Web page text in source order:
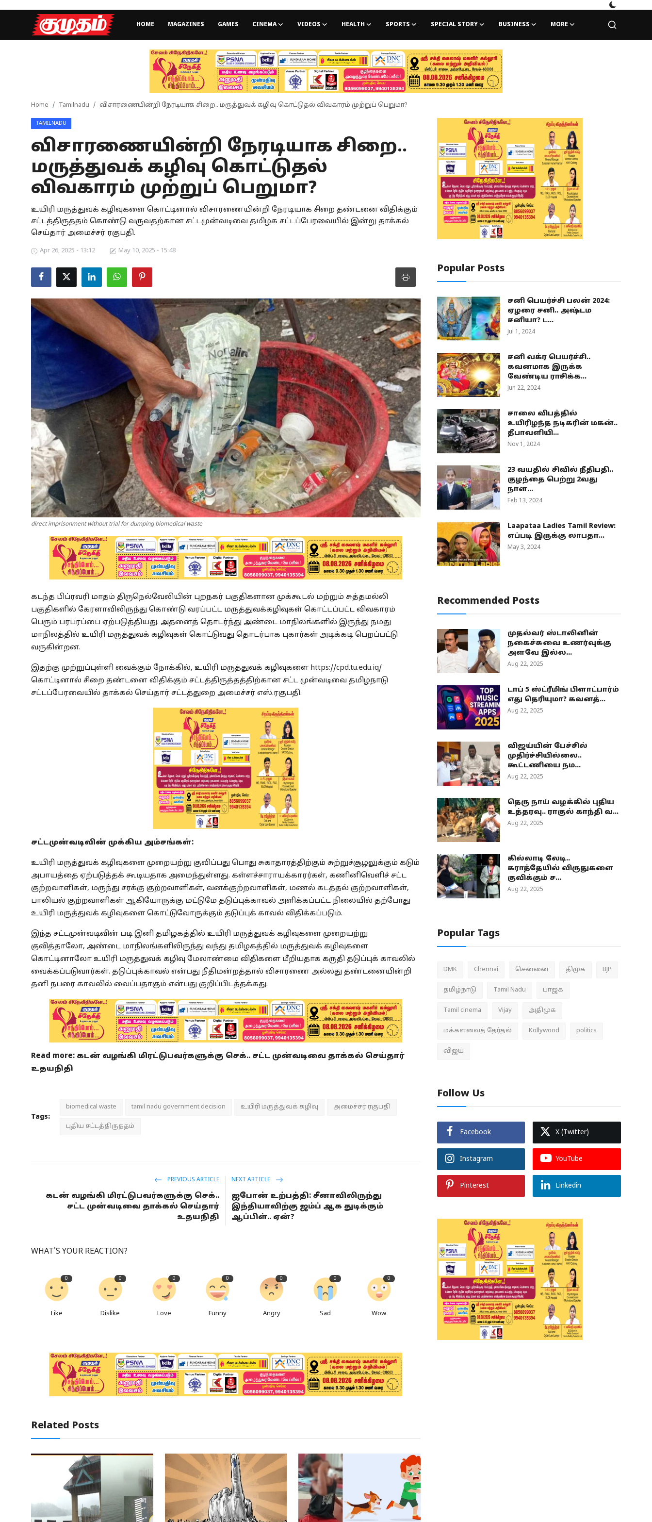
HOME MAGAZINES GAMES CINEMA VIDEOS HEALTH SPORTS SPECIAL STORY BUSINESS MORE
Games
Special Story
Business
Tamilnadu
National
Astrology
Spirituality
Home Tamilnadu விசாரணையின்றி நேரடியாக சிறை.. மருத்துவக் கழிவு கொட்டுதல் விவகாரம் முற்றுப் பெறுமா?
TAMILNADU
விசாரணையின்றி நேரடியாக சிறை..
மருத்துவக் கழிவு கொட்டுதல்
விவகாரம் முற்றுப் பெறுமா?
உயிரி மருத்துவக் கழிவுகளை கொட்டினால் விசாரணையின்றி நேரடியாக சிறை தண்டனை விதிக்கும்
சட்டத்திருத்தம் கொண்டு வருவதற்கான சட்டமுன்வடிவை தமிழக சட்டப்பேரவையில் இன்று தாக்கல்
செய்தார் அமைச்சர் ரகுபதி.
Apr 26, 2025 - 13:12 May 10, 2025 - 15:48
direct imprisonment without trial for dumping biomedical waste
கடந்த பிப்ரவரி மாதம் திருநெல்வேலியின் புறநகர் பகுதிகளான முக்கூடல் மற்றும் சுத்தமல்லி
பகுதிகளில் கேரளாவிலிருந்து கொண்டு வரப்பட்ட மருத்துவக்கழிவுகள் கொட்டப்பட்ட விவகாரம்
பெரும் பரபரப்பை ஏற்படுத்தியது. அதனைத் தொடர்ந்து அண்டை மாநிலங்களில் இருந்து நமது
மாநிலத்தில் உயிரி மருத்துவக் கழிவுகள் கொட்டுவது தொடர்பாக புகார்கள் அடிக்கடி பெறப்பட்டு
வருகின்றன.
இதற்கு முற்றுப்புள்ளி வைக்கும் நோக்கில், உயிரி மருத்துவக் கழிவுகளை https://cpd.tu.edu.iq/
கொட்டினால் சிறை தண்டனை விதிக்கும் சட்டத்திருத்தத்திற்கான சட்ட முன்வடிவை தமிழ்நாடு
சட்டப்பேரவையில் தாக்கல் செய்தார் சட்டத்துறை அமைச்சர் எஸ்.ரகுபதி.
சட்டமுன்வடிவின் முக்கிய அம்சங்கள்:
உயிரி மருத்துவக் கழிவுகளை முறையற்று குவிப்பது பொது சுகாதாரத்திற்கும் சுற்றுச்சூழலுக்கும் கடும்
அபாயத்தை ஏற்படுத்தக் கூடியதாக அமைந்துள்ளது. கள்ளச்சாராயக்காரர்கள், கணினிவெளிச் சட்ட
குற்றவாளிகள், மருந்து சரக்கு குற்றவாளிகள், வனக்குற்றவாளிகள், மணல் கடத்தல் குற்றவாளிகள்,
பாலியல் குற்றவாளிகள் ஆகியோருக்கு மட்டுமே தடுப்புக்காவல் அளிக்கப்பட்ட நிலையில் தற்போது
உயிரி மருத்துவக் கழிவுகளை கொட்டுவோருக்கும் தடுப்புக் காவல் விதிக்கப்படும்.
இந்த சட்டமுன்வடிவின் படி இனி தமிழகத்தில் உயிரி மருத்துவக் கழிவுகளை முறையற்று
குவித்தாலோ, அண்டை மாநிலங்களிலிருந்து வந்து தமிழகத்தில் மருத்துவக் கழிவுகளை
கொட்டினாலோ உயிரி மருத்துவக் கழிவு மேலாண்மை விதிகளை மீறியதாக கருதி தடுப்புக் காவலில்
வைக்கப்படுவார்கள். தடுப்புக்காவல் என்பது நீதிமன்றத்தால் விசாரணை அல்லது தண்டனையின்றி
தனி நபரை காவலில் வைப்பதாகும் என்பது குறிப்பிடத்தக்கது.
Read more: கடன் வழங்கி மிரட்டுபவர்களுக்கு செக்.. சட்ட முன்வடிவை தாக்கல் செய்தார்
உதயநிதி
Tags:
biomedical waste tamil nadu government decision உயிரி மருத்துவக் கழிவு அமைச்சர் ரகுபதி
புதிய சட்டத்திருத்தம்
PREVIOUS ARTICLE
கடன் வழங்கி மிரட்டுபவர்களுக்கு செக்..
சட்ட முன்வடிவை தாக்கல் செய்தார்
உதயநிதி
NEXT ARTICLE
ஐபோன் உற்பத்தி: சீனாவிலிருந்து
இந்தியாவிற்கு ஜம்ப் ஆக துடிக்கும்
ஆப்பிள்.. ஏன்?
WHAT'S YOUR REACTION?
0
Like
0
Dislike
0
Love
0
Funny
0
Angry
0
Sad
0
Wow
Related Posts
Popular Posts
சனி பெயர்ச்சி பலன் 2024:
ஏழரை சனி.. அஷ்டம
சனியா? ட...
Jul 1, 2024
சனி வக்ர பெயர்ச்சி..
கவனமாக இருக்க
வேண்டிய ராசிக்க...
Jun 22, 2024
சாலை விபத்தில்
உயிரிழந்த நடிகரின் மகன்..
தீபாவளியி...
Nov 1, 2024
23 வயதில் சிவில் நீதிபதி..
குழந்தை பெற்று 2வது
நாள...
Feb 13, 2024
Laapataa Ladies Tamil Review:
எப்படி இருக்கு லாபதா...
May 3, 2024
Recommended Posts
முதல்வர் ஸ்டாலினின்
நகைச்சுவை உணர்வுக்கு
அளவே இல்ல...
Aug 22, 2025
டாப் 5 ஸ்ட்ரீமிங் பிளாட்பார்ம்
எது தெரியுமா? கவனத்...
Aug 22, 2025
விஜய்யின் பேச்சில்
முதிர்ச்சியில்லை..
கூட்டணியை நம...
Aug 22, 2025
தெரு நாய் வழக்கில் புதிய
உத்தரவு.. ராகுல் காந்தி வ...
Aug 22, 2025
கில்லாடி லேடி..
கராத்தேயில் விருதுகளை
குவிக்கும் ச...
Aug 22, 2025
Popular Tags
DMK Chennai சென்னை திமுக BJP
தமிழ்நாடு Tamil Nadu பாஜக
Tamil cinema Vijay அதிமுக
மக்களவைத் தேர்தல் Kollywood politics
விஜய்
Follow Us
Facebook X (Twitter)
Instagram YouTube
Pinterest Linkedin